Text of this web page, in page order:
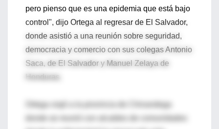
pero pienso que es una epidemia que está bajo
control", dijo Ortega al regresar de El Salvador,
donde asistió a una reunión sobre seguridad,
democracia y comercio con sus colegas Antonio
Saca, de El Salvador y Manuel Zelaya de
Honduras.
Ortega viajó a la provincia de Chinandega